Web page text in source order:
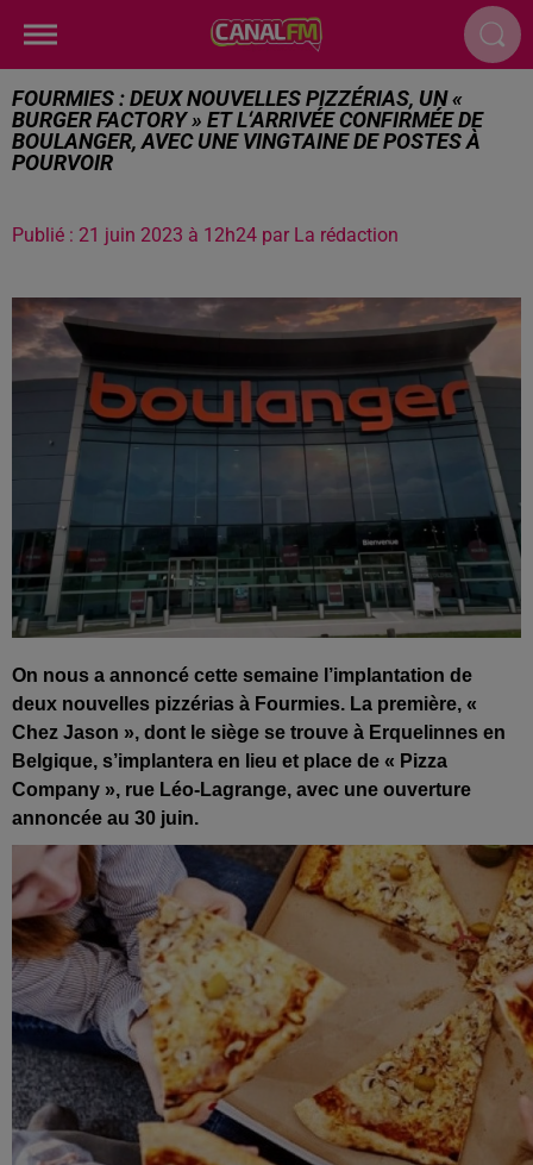
FOURMIES : DEUX NOUVELLES PIZZÉRIAS, UN «
BURGER FACTORY » ET L‘ARRIVÉE CONFIRMÉE DE
BOULANGER, AVEC UNE VINGTAINE DE POSTES À
POURVOIR
Publié : 21 juin 2023 à 12h24 par La rédaction
On nous a annoncé cette semaine l’implantation de
deux nouvelles pizzérias à Fourmies. La première, «
Chez Jason », dont le siège se trouve à Erquelinnes en
Belgique, s’implantera en lieu et place de « Pizza
Company », rue Léo-Lagrange, avec une ouverture
annoncée au 30 juin.